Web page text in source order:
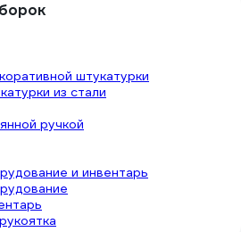
штукатурки
из стали
ручкой
и инвентарь